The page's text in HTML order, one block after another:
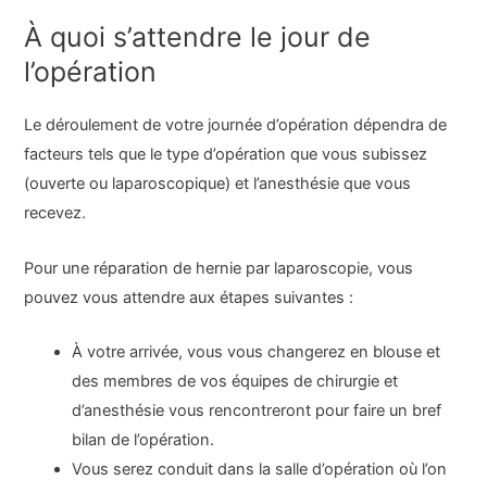
À quoi s’attendre le jour de
l’opération
Le déroulement de votre journée d’opération dépendra de
facteurs tels que le type d’opération que vous subissez
(ouverte ou laparoscopique) et l’anesthésie que vous
recevez.
Pour une réparation de hernie par laparoscopie, vous
pouvez vous attendre aux étapes suivantes :
À votre arrivée, vous vous changerez en blouse et
des membres de vos équipes de chirurgie et
d’anesthésie vous rencontreront pour faire un bref
bilan de l’opération.
Vous serez conduit dans la salle d’opération où l’on